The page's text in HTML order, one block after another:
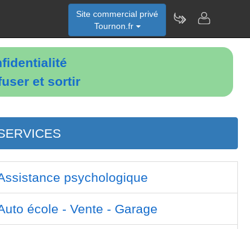
et sortir
Site commercial privé
Tournon.fr
psychologique
école - Vente - Garage